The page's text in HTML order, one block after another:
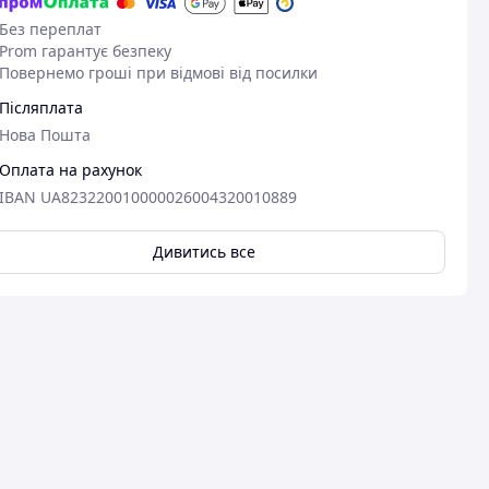
Без переплат
Prom гарантує безпеку
Повернемо гроші при відмові від посилки
Післяплата
Нова Пошта
Оплата на рахунок
IBAN UA823220010000026004320010889
Дивитись все